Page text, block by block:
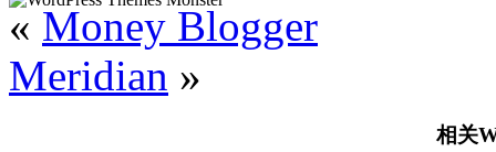
« Money Blogger
Meridian »
相关